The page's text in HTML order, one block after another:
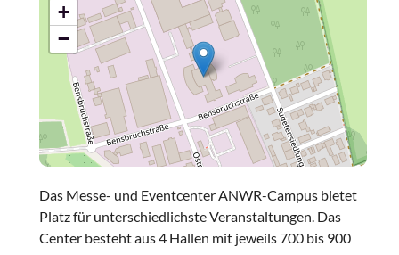
+
−
Das Messe- und Eventcenter ANWR-Campus bietet
Platz für unterschiedlichste Veranstaltungen. Das
Center besteht aus 4 Hallen mit jeweils 700 bis 900